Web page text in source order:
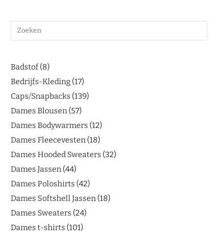
Badstof 8
Bedrijfs-Kleding 17
Caps/Snapbacks 139
Dames Blousen 57
Dames Bodywarmers 12
Dames Fleecevesten 18
Dames Hooded Sweaters 32
Dames Jassen 44
Dames Poloshirts 42
Dames Softshell Jassen 18
Dames Sweaters 24
Dames t-shirts 101